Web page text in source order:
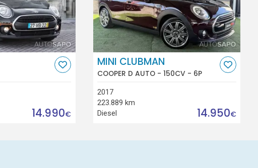
14.990€
MINI CLUBMAN
COOPER D AUTO - 150CV - 6P
2017
223.889 km
Diesel
14.950€